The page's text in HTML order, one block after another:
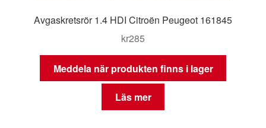
Avgaskretsrör 1.4 HDI Citroën Peugeot 161845
kr285
Meddela när produkten finns i lager
Läs mer